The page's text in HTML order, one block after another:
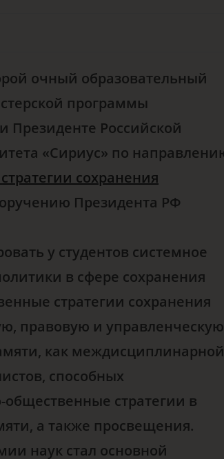
очный образовательный
программы
Президенте Российской
«Сириус» по
сохранения
Президента РФ
у студентов системное
в сфере сохранения
стратегии сохранения
правовую и управленческую
как междисциплинарной
способных
общественные стратегии в
а также просвещения.
наук стал основной